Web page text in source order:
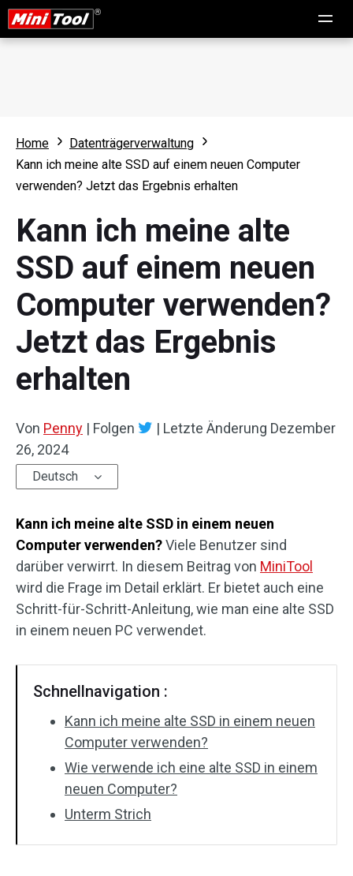
Home
Datenträgerverwaltung
Kann ich meine alte SSD auf einem neuen Computer
verwenden? Jetzt das Ergebnis erhalten
Kann ich meine alte
SSD auf einem neuen
Computer verwenden?
Jetzt das Ergebnis
erhalten
Von Penny | Folgen | Letzte Änderung Dezember
26, 2024
Deutsch
Kann ich meine alte SSD in einem neuen
Computer verwenden?Viele Benutzer sind
darüber verwirrt. In diesem Beitrag von MiniTool
wird die Frage im Detail erklärt. Er bietet auch eine
Schritt-für-Schritt-Anleitung, wie man eine alte SSD
in einem neuen PC verwendet.
Schnellnavigation :
Kann ich meine alte SSD in einem neuen
Computer verwenden?
Wie verwende ich eine alte SSD in einem
neuen Computer?
Unterm Strich